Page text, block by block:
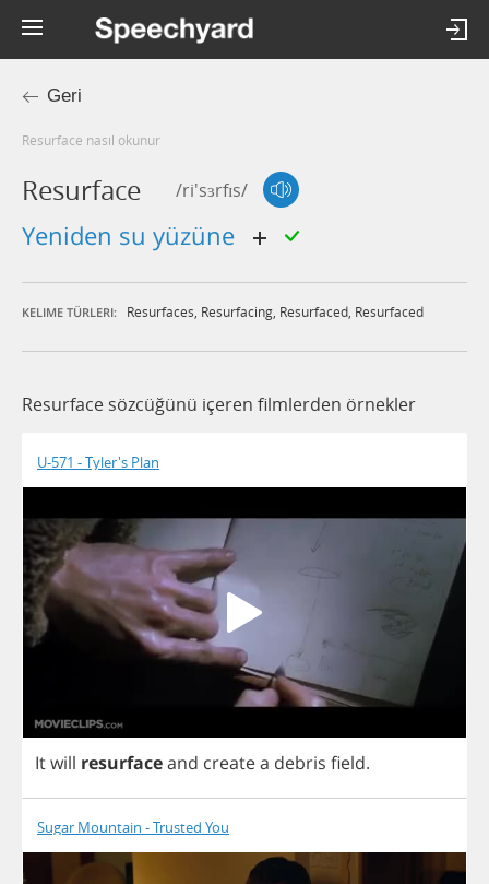
Geri
resurface nasıl okunur
Resurface /ri'sɜrfɪs/
yeniden su yüzüne
KELIME TÜRLERI: Resurfaces, Resurfacing, Resurfaced, Resurfaced
Resurface sözcüğünü içeren filmlerden örnekler
U-571 - Tyler's Plan
Itwill resurfaceand createa debris field.
Sugar Mountain - Trusted You